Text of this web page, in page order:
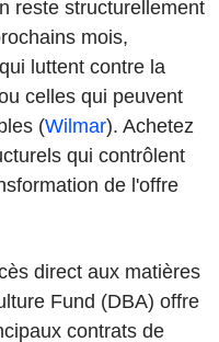
reste structurellement
mois,
luttent contre la
celles qui peuvent
(Wilmar). Achetez
qui contrôlent
de l'offre
direct aux matières
Fund (DBA) offre
contrats de